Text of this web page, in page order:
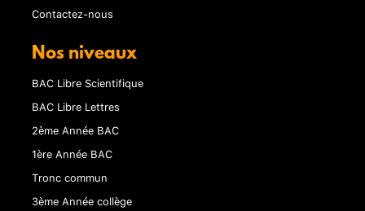
Contactez-nous
Nos niveaux
BAC Libre Scientifique
BAC Libre Lettres
2ème Année BAC
1ère Année BAC
Tronc commun
3ème Année collège